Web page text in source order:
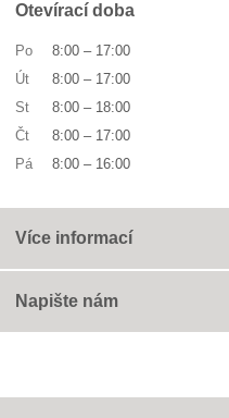
Otevírací doba
Po 8:00 – 17:00
Út
8:00 – 17:00
St
8:00 – 18:00
Čt
8:00 – 17:00
Pá
8:00 – 16:00
Více informací
Napište nám